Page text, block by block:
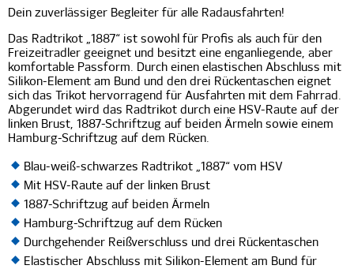
Dein zuverlässiger Begleiter für alle Radausfahrten!
Das Radtrikot „1887“ ist sowohl für Profis als auch für den
Freizeitradler geeignet und besitzt eine enganliegende, aber
komfortable Passform. Durch einen elastischen Abschluss mit
Silikon-Element am Bund und den drei Rückentaschen eignet
sich das Trikot hervorragend für Ausfahrten mit dem Fahrrad.
Abgerundet wird das Radtrikot durch eine HSV-Raute auf der
linken Brust, 1887-Schriftzug auf beiden Ärmeln sowie einem
Hamburg-Schriftzug auf dem Rücken.
Blau-weiß-schwarzes Radtrikot „1887“ vom HSV
Mit HSV-Raute auf der linken Brust
1887-Schriftzug auf beiden Ärmeln
Hamburg-Schriftzug auf dem Rücken
Durchgehender Reißverschluss und drei Rückentaschen
Elastischer Abschluss mit Silikon-Element am Bund für